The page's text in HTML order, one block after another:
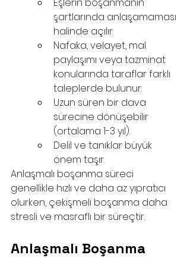
şartlarında anlaşamaması
halinde açılır.
Nafaka, velayet, mal
paylaşımı veya tazminat
konularında taraflar farklı
taleplerde bulunur.
Uzun süren bir dava
sürecine dönüşebilir
(ortalama 1-3 yıl).
Delil ve tanıklar büyük
önem taşır.
Anlaşmalı boşanma süreci
genellikle hızlı ve daha az yıpratıcı
olurken, çekişmeli boşanma daha
stresli ve masraflı bir süreçtir.
Anlaşmalı Boşanma